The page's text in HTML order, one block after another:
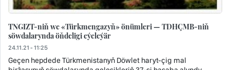
TNGIZT-niň we «Türkmengazyň» önümleri — TDHÇMB-niň
söwdalarynda öňdeligi eýeleýär
24.11.21 - 11:25
Geçen hepdede Türkmenistanyň Döwlet haryt-çig mal